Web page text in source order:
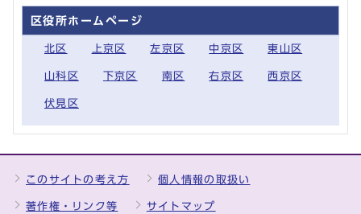
区役所ホームページ
北区 上京区 左京区 中京区 東山区
山科区 下京区 南区 右京区 西京区
伏見区
このサイトの考え方 個人情報の取扱い
著作権・リンク等 サイトマップ